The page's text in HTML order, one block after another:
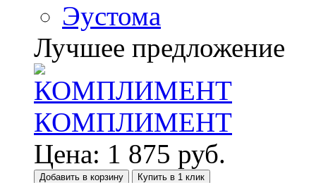
Эустома
Лучшее предложение
КОМПЛИМЕНТ
Цена: 1 875 руб.
Добавить в корзину Купить в 1 клик